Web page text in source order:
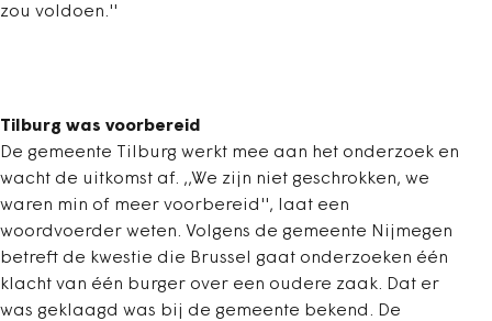
zou voldoen.''
Tilburg was voorbereid
De gemeente Tilburg werkt mee aan het onderzoek en
wacht de uitkomst af. ,,We zijn niet geschrokken, we
waren min of meer voorbereid'', laat een
woordvoerder weten. Volgens de gemeente Nijmegen
betreft de kwestie die Brussel gaat onderzoeken één
klacht van één burger over een oudere zaak. Dat er
was geklaagd was bij de gemeente bekend. De